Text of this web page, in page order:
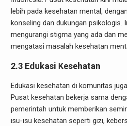
lebih pada kesehatan mental,
konseling dan dukungan psikologis.
mengurangi stigma yang ada dan
mengatasi masalah kesehatan
2.3 Edukasi Kesehatan
Edukasi kesehatan di komunitas
Pusat kesehatan bekerja sama
pemerintah untuk memberikan
isu-isu kesehatan seperti gizi,